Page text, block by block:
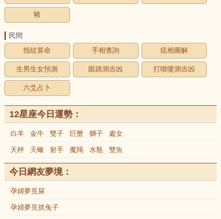
豬
民間
指紋算命
手相查詢 痣相圖解
生男生女預測 眼跳測吉凶 打噴嚏測吉凶
六爻占卜
12星座今日運勢：
白羊 金牛 雙子 巨蟹 獅子 處女
天秤 天蠍 射手 魔羯 水瓶 雙魚
今日網友夢境：
孕婦夢見屎
孕婦夢見抓兔子